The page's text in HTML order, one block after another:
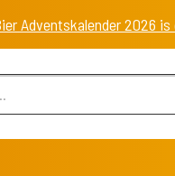
Adventskalender 2026